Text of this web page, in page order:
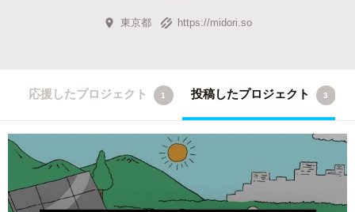
東京都 https://midori.so
応援したプロジェクト 1 投稿したプロジェクト 3